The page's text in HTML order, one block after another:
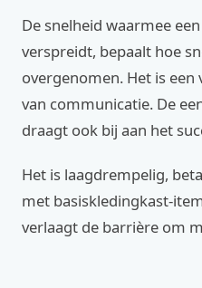
De snelheid waarmee
verspreidt, bepaalt hoe
overgenomen. Het is
van communicatie. De
draagt ook bij aan het
Het is laagdrempelig,
met basiskledingkast-
verlaagt de barrière om